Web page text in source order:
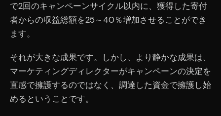
で2回のキャンペーンサイクル以内に、獲得した寄付
者からの収益総額を25～40％増加させることができ
ます。
それが大きな成果です。しかし、より静かな成果は、
マーケティングディレクターがキャンペーンの決定を
直感で擁護するのではなく、調達した資金で擁護し始
めるということです。